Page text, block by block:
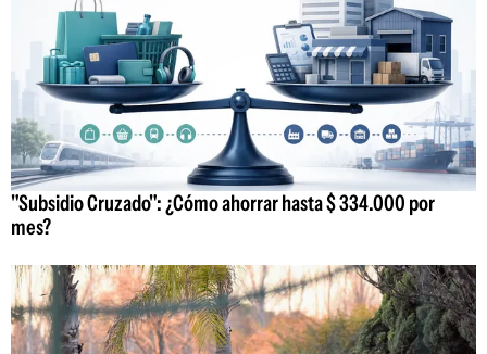
"Subsidio Cruzado": ¿Cómo ahorrar hasta $ 334.000 por
mes?